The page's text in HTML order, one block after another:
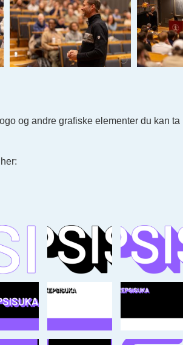
og andre grafiske elementer du kan ta